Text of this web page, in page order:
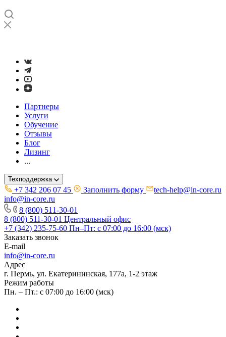
Партнеры
Услуги
Обучение
Отзывы
Блог
Лизинг
...
Техподдержка
+7 342 206 07 45 Заполнить форму
tech-help@in-core.ru
info@in-core.ru
8 (800) 511-30-01
8 (800) 511-30-01 Центральный офис
+7 (342) 235-75-60 Пн–Пт: с 07:00 до 16:00 (мск)
Заказать звонок
E-mail
info@in-core.ru
Адрес
г. Пермь, ул. ​Екатерининская, 177а, ​1-2 этаж
Режим работы
Пн. – Пт.: с 07:00 до 16:00 (мск)